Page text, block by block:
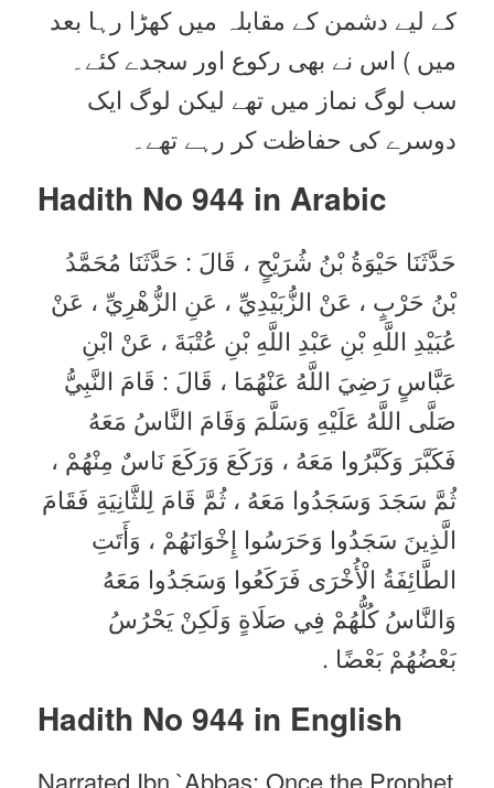
کے لیے دشمن کے مقابلہ میں کھڑا رہا بعد
میں ) اس نے بھی رکوع اور سجدے کئے۔
سب لوگ نماز میں تھے لیکن لوگ ایک
دوسرے کی حفاظت کر رہے تھے۔
Hadith No 944 in Arabic
حَدَّثَنَا حَيْوَةُ بْنُ شُرَيْحٍ ، قَالَ : حَدَّثَنَا مُحَمَّدُ
بْنُ حَرْبٍ ، عَنْ الزُّبَيْدِيِّ ، عَنِ الزُّهْرِيِّ ، عَنْ
عُبَيْدِ اللَّهِ بْنِ عَبْدِ اللَّهِ بْنِ عُتْبَةَ ، عَنْ ابْنِ
عَبَّاسٍ رَضِيَ اللَّهُ عَنْهُمَا ، قَالَ : قَامَ النَّبِيُّ
صَلَّى اللَّهُ عَلَيْهِ وَسَلَّمَ وَقَامَ النَّاسُ مَعَهُ
فَكَبَّرَ وَكَبَّرُوا مَعَهُ ، وَرَكَعَ وَرَكَعَ نَاسٌ مِنْهُمْ ،
ثُمَّ سَجَدَ وَسَجَدُوا مَعَهُ ، ثُمَّ قَامَ لِلثَّانِيَةِ فَقَامَ
الَّذِينَ سَجَدُوا وَحَرَسُوا إِخْوَانَهُمْ ، وَأَتَتِ
الطَّائِفَةُ الْأُخْرَى فَرَكَعُوا وَسَجَدُوا مَعَهُ
وَالنَّاسُ كُلُّهُمْ فِي صَلَاةٍ وَلَكِنْ يَحْرُسُ
بَعْضُهُمْ بَعْضًا .
Hadith No 944 in English
Narrated Ibn `Abbas: Once the Prophet